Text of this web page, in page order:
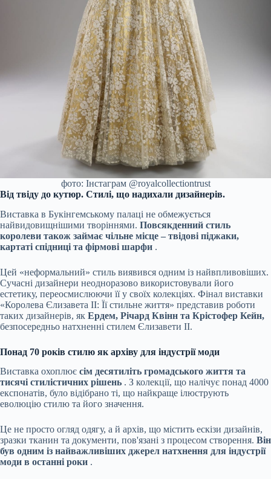
фото: Інстаграм @royalcollectiontrust
Від твіду до кутюр. Стилі, що надихали дизайнерів.
Виставка в Букінгемському палаці не обмежується
найвидовищнішими творіннями. Повсякденний стиль
королеви також займає чільне місце – твідові піджаки,
картаті спідниці та фірмові шарфи .
Цей «неформальний» стиль виявився одним із найвпливовіших.
Сучасні дизайнери неодноразово використовували його
естетику, переосмислюючи її у своїх колекціях. Фінал виставки
«Королева Єлизавета II: Її стильне життя» представив роботи
таких дизайнерів, як Ердем, Річард Квінн та Крістофер Кейн,
безпосередньо натхненні стилем Єлизавети II.
Понад 70 років стилю як архіву для індустрії моди
Виставка охоплює сім десятиліть громадського життя та
тисячі стилістичних рішень . З колекції, що налічує понад 4000
експонатів, було відібрано ті, що найкраще ілюструють
еволюцію стилю та його значення.
Це не просто огляд одягу, а й архів, що містить ескізи дизайнів,
зразки тканин та документи, пов'язані з процесом створення. Він
був одним із найважливіших джерел натхнення для індустрії
моди в останні роки .